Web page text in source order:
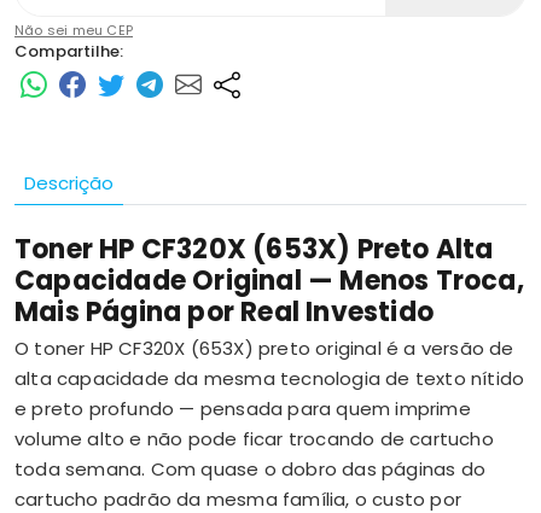
Não sei meu CEP
Compartilhe:
Descrição
Toner HP CF320X (653X) Preto Alta
Capacidade Original — Menos Troca,
Mais Página por Real Investido
O toner HP CF320X (653X) preto original é a versão de
alta capacidade da mesma tecnologia de texto nítido
e preto profundo — pensada para quem imprime
volume alto e não pode ficar trocando de cartucho
toda semana. Com quase o dobro das páginas do
cartucho padrão da mesma família, o custo por